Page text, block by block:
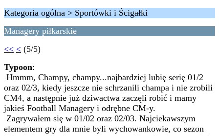
Kategoria ogólna > Sportówki i Ścigałki
Managery piłkarskie
<< < (5/5)
Typoon:
Hmmm, Champy, champy...najbardziej lubię serię 01/2
oraz 02/3, kiedy jeszcze nie schrzanili champa i nie zrobili
CM4, a następnie już dziwactwa zaczęli robić i mamy
jakieś Football Managery i odrębne CM-y.
Zagrywałem się w 01/02 oraz 02/03. Najciekawszym
elementem gry dla mnie byli wychowankowie, co sezon